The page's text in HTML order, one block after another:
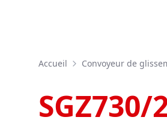
Accueil Convoyeur de
SGZ730/